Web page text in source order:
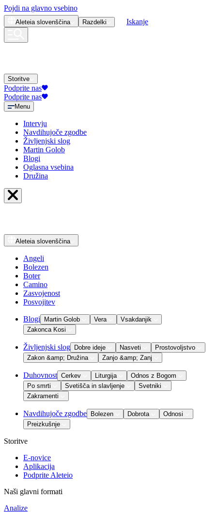
Pojdi na glavno vsebino
Aleteia slovenščina Razdelki Iskanje
Storitve
Podprite nas
Podprite nas
Menu
Intervju
Navdihujoče zgodbe
Življenjski slog
Martin Golob
Blogi
Oglasna vsebina
Družina
Aleteia slovenščina
Angeli
Bolezen
Boter
Camino
Zasvojenost
Posvojitev
Blogi Martin Golob Vera
Vsakdanjik
Zakonca Kosi
Življenjski slog Dobre ideje Nasveti
Prostovoljstvo
Zakon &amp; Družina
Zanjo &amp; Zanj
Duhovnost Cerkev Liturgija
Odnos z Bogom
Po smrti
Svetišča in slavljenje
Svetniki
Zakramenti
Navdihujoče zgodbe Bolezen Dobrota
Odnosi
Preizkušnje
Storitve
E-novice
Aplikacija
Podprite Aleteio
Naši glavni formati
Analize